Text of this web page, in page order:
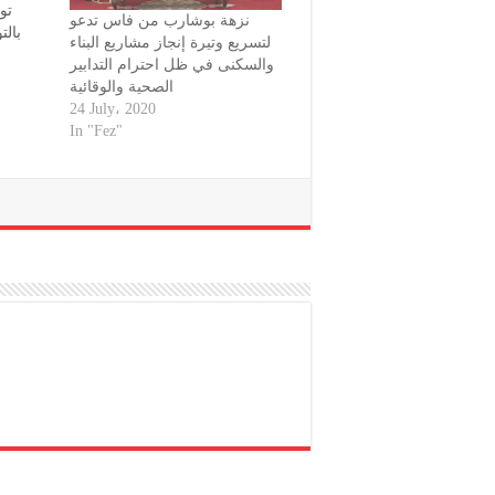
نزهة بوشارب من فاس تدعو
لتسريع وتيرة إنجاز مشاريع البناء
والسكنى في ظل احترام التدابير
الصحية والوقائية
24 July، 2020
In "Fez"